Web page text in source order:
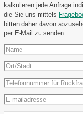
kalkulieren jede Anfrage
die Sie uns mittels
bitten daher davon
per E-Mail zu senden.